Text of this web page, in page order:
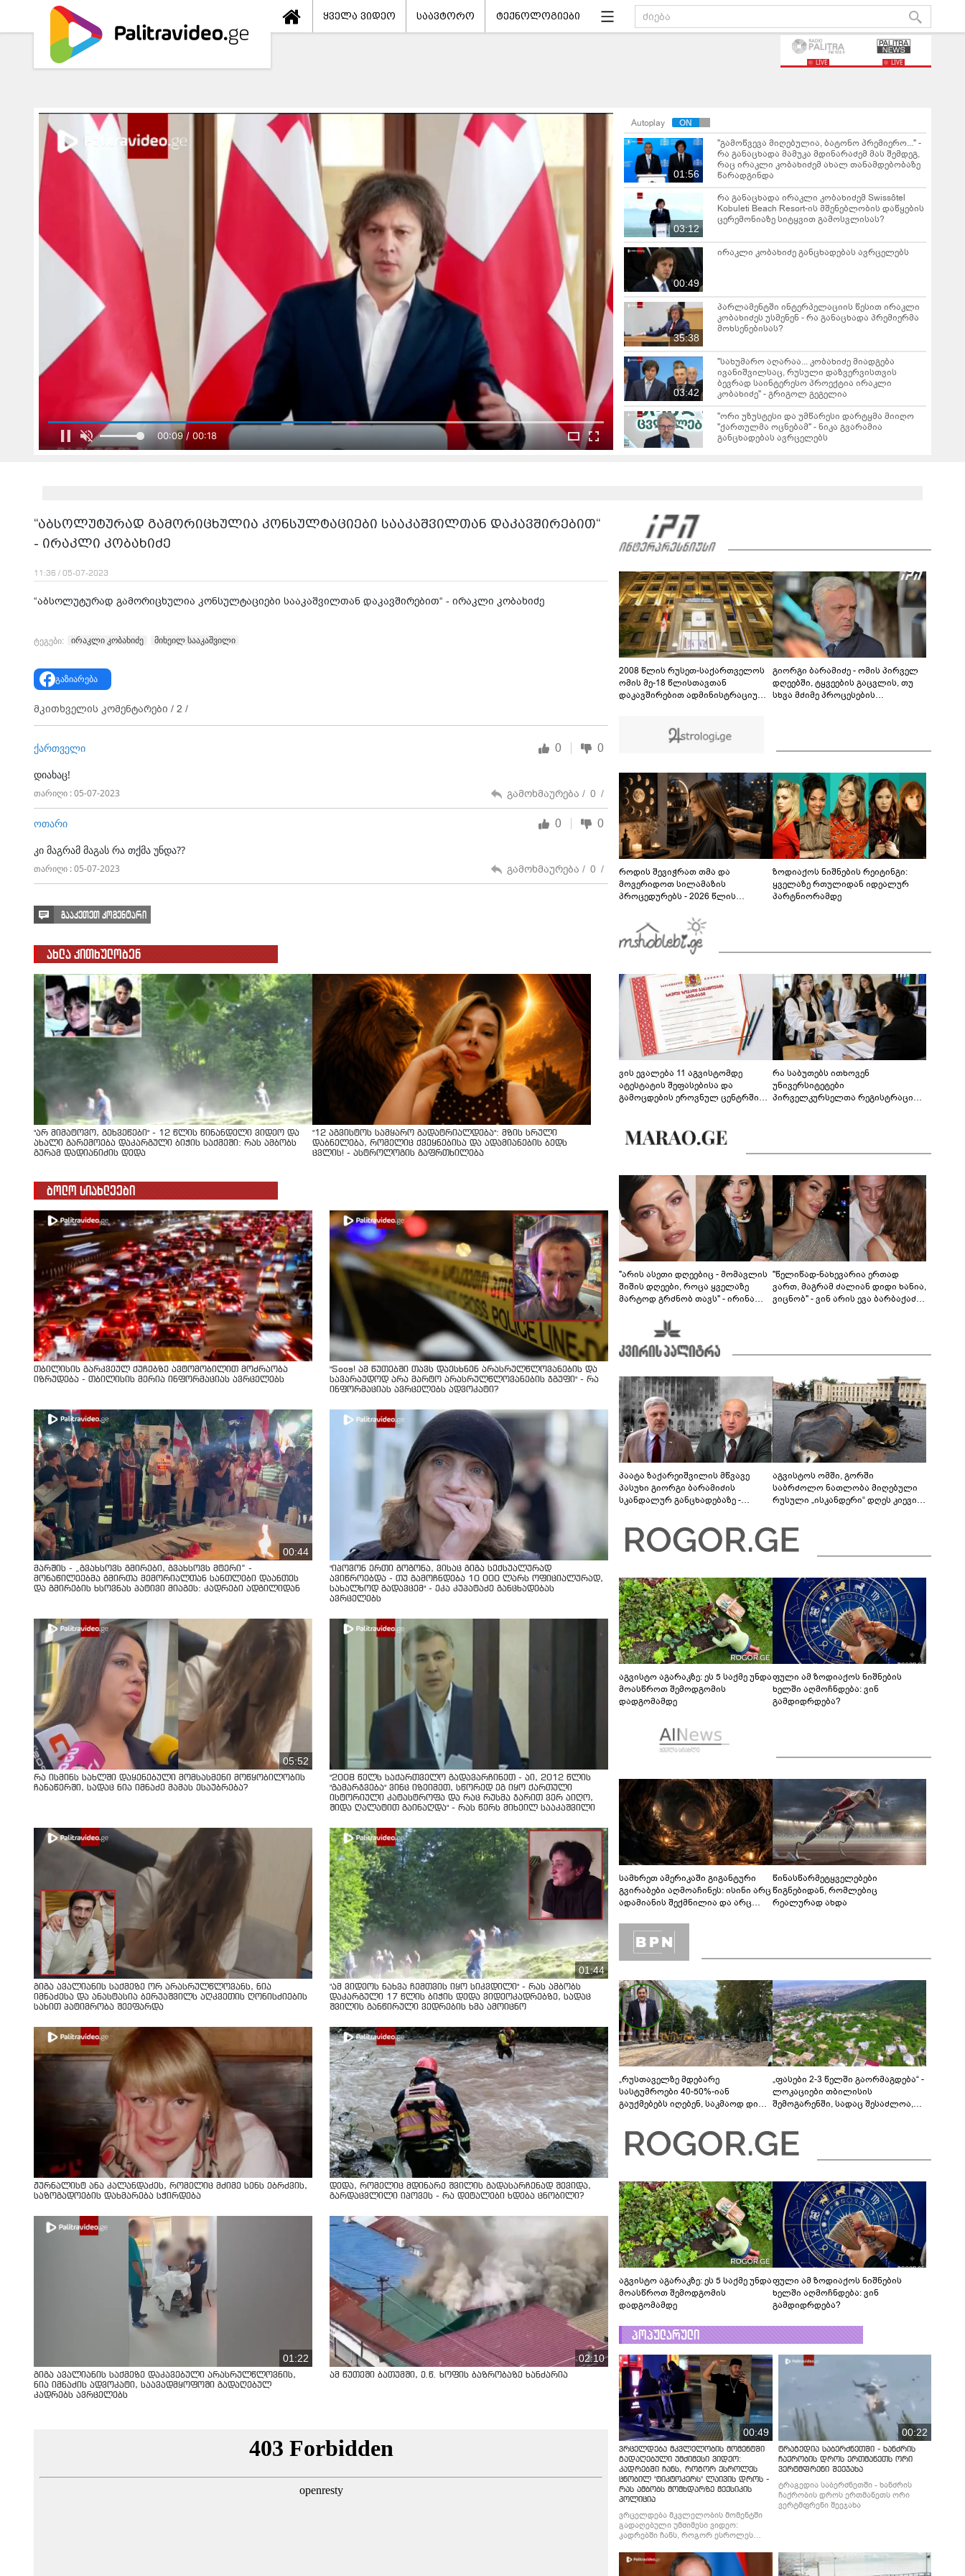
ყველა ვიდეო საავტორო ტექნოლოგიები
LIVE LIVE
00:11 / 00:18
Autoplay
01:56
"გამოწვევა მიღებულია, ბატონო პრემიერო..." -
რა განაცხადა მამუკა მდინარაძემ მას შემდეგ,
რაც ირაკლი კობახიძემ ახალ თანამდებობაზე
წარადგინდა
03:12
რა განაცხადა ირაკლი კობახიძემ Swissôtel
Kobuleti Beach Resort-ის მშენებლობის დაწყების
ცერემონიაზე სიტყვით გამოსვლისას?
00:49
ირაკლი კობახიძე განცხადებას ავრცელებს
35:38
პარლამენტში ინტერპელაციის წესით ირაკლი
კობახიძეს უსმენენ - რა განაცხადა პრემიერმა
მოხსენებისას?
03:42
"სახუმარო აღარაა... კობახიძე მიადგება
ივანიშვილსაც, რუსული დაზვერვისთვის
ბევრად საინტერესო პროექტია ირაკლი
კობახიძე" - გრიგოლ გეგელია
"ორი უზუსტესი და უმწარესი დარტყმა მიიღო
"ქართულმა ოცნებამ" - ნიკა გვარამია
განცხადებას ავრცელებს
01:39
რას ამბობს გიორგი ყიფშიძე თელავში,
ქორწილის მიმდინარეობისას მომხდარ
ინციდენტზე?
04:20
"თელავის ერთ-ერთ სასტუმროში მომხდარ
ინციდენტში მონაწილე ქალების მიმართ ამ
ეტაპზე ქვეყნიდან გაუსვლელობის
გადაწყვეტილება მიღებული არ არის" -
პროკურორი
“აბსოლუტურად გამორიცხულია კონსულტაციები სააკაშვილთან დაკავშირებით“
- ირაკლი კობახიძე
11:36 / 05-07-2023
“აბსოლუტურად გამორიცხულია კონსულტაციები სააკაშვილთან დაკავშირებით“ - ირაკლი კობახიძე
ტეგები: ირაკლი კობახიძე მიხეილ სააკაშვილი
გაზიარება
მკითხველის კომენტარები / 2 /
ქართველი 0 0
დიახაც!
თარიღი : 05-07-2023 გამოხმაურება / 0 /
ოთარი 0 0
კი მაგრამ მაგას რა თქმა უნდა??
თარიღი : 05-07-2023 გამოხმაურება / 0 /
გააკეთეთ კომენტარი
ახლა კითხულობენ
"არ მიმატოვო, გეხვეწები" - 12 წლის წინანდელი ვიდეო და
ახალი გარემოება დაკარგული ბიჭის საქმეში: რას ამბობს
გურამ დადიანიძის დედა
"12 აგვისტოს სამყარო გადატრიალდება": მზის სრული
დაბნელება, რომელიც ქვეყნებისა და ადამიანების ბედს
ცვლის! - ასტროლოგის გაფრთხილება
ბოლო სიახლეები
თბილისის გარკვეულ ქუჩებზე ავტომობილით მოძრაობა
იზრუდება - თბილისის მერია ინფორმაციას ავრცელებს
"Soos! ამ წუთებში თავს დაესხნენ არასრულწლოვანების და
სავარაუდოდ არა მარტო არასრულწლოვანების ჯგუფი" - რა
ინფორმაციას ავრცელებს ადვოკატი?
00:44
მარშის - „გვახსოვს გმირები, გვახსოვს მტერი” -
მონაწილეებმა გმირთა მემორიალთან სანთლები დაანთეს
და გმირების ხსოვნას პატივი მიაგეს: კადრები ადგილიდან
"იპოვონ ერთი გოგონა, ვისაც გიგა სექსუალურად
ავიწროებდა - თუ გამოჩნდება 10 000 ლარს ოფიციალურად,
სახალხოდ გადავცემ" - ეკა კუპატაძე განცხადებას
ავრცელებს
05:52
რა ისმინს სახლში დაყენებული მომსასმენი მოწყობილობის
ჩანაწერში, სადაც ნია იმნაძე მამას ესაუბრება?
"2008 წელს საქართველო გადავარჩინეთ - აი, 2012 წლის
"გამარჯვება" ვინც იზეიმეთ, სწორედ ეგ იყო ქართული
ისტორიული კატასტროფა და რაც რუსმა ჯარით ვერ აიღო,
შიდა ღალატით გაინაღდა" - რას წერს მიხეილ სააკაშვილი
გიგა ავალიანის საქმეზე ორ არასრულწლოვანს, ნია
იმნაძესა და ანასტასია ბერუაშვილს აღკვეთის ღონისძიების
სახით პატიმრობა შეეფარდა
01:44
"ამ ვიდეოს ნახვა ჩემთვის იყო სიკვდილი" - რას ამბობს
დაკარგული 17 წლის ბიჭის დედა ვიდეოკადრებზე, სადაც
შვილის განწირული ვედრების ხმა ამოიცნო
ჟურნალისტ ანა კალანდაძეს, რომელიც მძიმე სენს ებრძვის,
საზოგადოების დახმარება სჭირდება
დედა, რომელიც მდინარე შვილის გადასარჩენად შევიდა,
გარდაცვლილი იპოვეს - რა დეტალები ხდება ცნობილი?
01:22
გიგა ავალიანის საქმეზე დაკავებული არასრულწლოვნის,
ნია იმნაძის ადვოკატი, საავადმყოფოში გადაღებულ
კადრებს ავრცელებს
02:10
ამ წუთეში ბათუმში, ე.წ. ხოფის ბაზრობაზე ხანძარია
2008 წლის რუსეთ-საქართველოს
ომის მე-18 წლისთავთან
დაკავშირებით ადმინისტრაციულ
გიორგი ბარამიძე - ომის პირველ
დღეებში, ტყვეების გაცვლის, თუ
სხვა მძიმე პროცესების
ვიცი
როდის შევიჭრათ თმა და
მოვერიდოთ სილამაზის
პროცედურებს - 2026 წლის
გზამკვლევი
ზოდიაქოს ნიშნების რეიტინგი:
ყველაზე რთულიდან იდეალურ
პარტნიორამდე
ვის ევალება 11 აგვისტომდე
ატესტატის შეფასებისა და
გამოცდების ეროვნულ ცენტრში
რა საბუთებს ითხოვენ
უნივერსიტეტები
პირველკურსელთა რეგისტრაციის
"არის ასეთი დღეებიც - მომავლის
შიშის დღეები, როცა ყველაზე
მარტოდ გრძნობ თავს" - ირინა
"წელიწად-ნახევარია ერთად
ვართ, მაგრამ ძალიან დიდი ხანია,
ვიცნობ" - ვინ არის ევა ბარბაქაძის
პაატა ზაქარეიშვილის მწვავე
პასუხი გიორგი ბარამიძის
სკანდალურ განცხადებაზე -
გადმოვასვენე... ბარამიძე კი
ტყუის"
აგვისტოს ომში, გორში
საბრძოლო ნათლობა მიღებული
რუსული „ისკანდერი“ დღეს კიევის
აგვისტო აგარაკზე: ეს 5 საქმე უნდა
მოასწროთ შემოდგომის
დადგომამდე
ფული ამ ზოდიაქოს ნიშნების
ხელში აღმოჩნდება: ვინ
გამდიდრდება?
სამხრეთ ამერიკაში გიგანტური
გვირაბები აღმოაჩინეს: ისინი არც
ადამიანის შექმნილია და არც
ლაბირინთები?
წინასწარმეტყველებები
წიგნებიდან, რომლებიც
რეალურად ახდა
„რუსთაველზე მდებარე
სასტუმროები 40-50%-იან
გაუქმებებს იღებენ, საკმაოდ დიდი
შეხვდებოდა“
„ფასები 2-3 წელში გაორმაგდება“ -
ლოკაციები თბილისის
შემოგარენში, სადაც შესაძლოა,
აგვისტო აგარაკზე: ეს 5 საქმე უნდა
მოასწროთ შემოდგომის
დადგომამდე
ფული ამ ზოდიაქოს ნიშნების
ხელში აღმოჩნდება: ვინ
გამდიდრდება?
პოპულარული
00:49
ვრცელდება მკვლელობის მომენტში
გადაღებული უმძიმესი ვიდეო:
კადრებში ჩანს, როგორ ესროლეს
ცნობილ "ტიკტოკერს" ლაივის დროს -
რას ამბობს მომხდარზე მექსიკის
პოლიცია
ვრცელდება მკვლელობის მომენტში
გადაღებული უმძიმესი ვიდეო:
კადრებში ჩანს, როგორ ესროლეს
რას ამბობს მომხდარზე მექსიკის
პოლიცია
00:22
ტრაგედია საბერძნეთში - ხანძრის
ჩაქრობის დროს ერთმანეთს ორი
ვერტმფრენი შეეჯახა
ტრაგედია საბერძნეთში - ხანძრის
ჩაქრობის დროს ერთმანეთს ორი
ვერტმფრენი შეეჯახა